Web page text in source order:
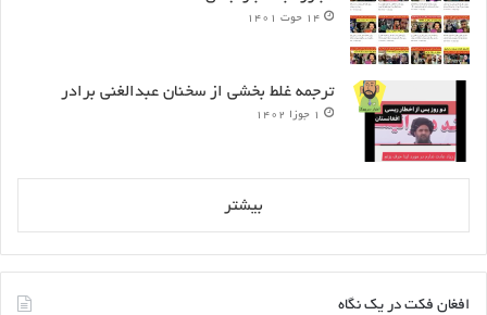
۱۴ حوت ۱۴۰۱
ترجمه غلط بخشی از سخنان عبدالغنی برادر
۱ جوزا ۱۴۰۲
بیشتر
افغان فکت در یک نگاه